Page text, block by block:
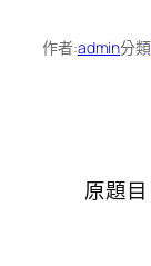
作者:admin分
原題目